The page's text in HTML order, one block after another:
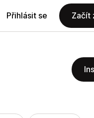
Přihlásit se Začít